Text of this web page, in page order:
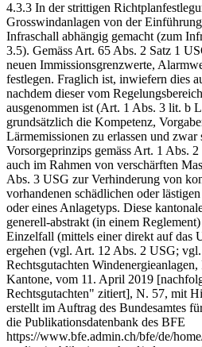
4.3.3 In der strittigen
Grosswind­anlagen von der
Infraschall abhängig gemacht (zum
3.5). Gemäss Art. 65 Abs. 2 Satz 1
neuen Immissionsgrenzwerte,
festlegen. Fraglich ist, inwiefern dies
nachdem dieser vom
ausgenommen ist (Art. 1 Abs. 3 lit. b
grundsätzlich die Kompetenz,
Lärmemissionen zu erlassen und
Vorsorgeprinzips gemäss Art. 1 Abs.
auch im Rahmen von verschärften
Abs. 3 USG zur Verhinderung von
vorhandenen schädlichen oder
oder eines Anlagetyps. Diese
generell-abstrakt (in einem
Einzelfall (mittels einer direkt auf das
ergehen (vgl. Art. 12 Abs. 2 USG;
Rechtsgutachten
Kantone, vom 11. April 2019
Rechtsgutachten" zitiert], N. 57, mit
erstellt im Auftrag des Bundesamtes
die Publikationsdatenbank des BFE
https://www.bfe.admin.ch/bfe/de/